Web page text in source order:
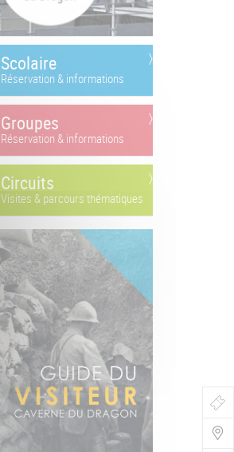
de
Scolaire
Réservation & informations
Groupes
Réservation & informations
Circuits
Visites & parcours thématiques